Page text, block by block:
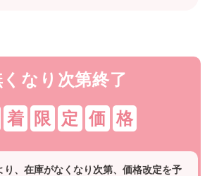
なり次第終了
着 限 定 価 格
り、在庫がなくなり次第、価格改定を予